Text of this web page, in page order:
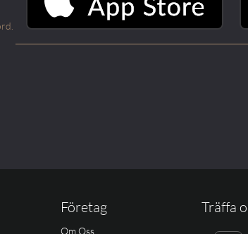
Företag
Om Oss
Träffa